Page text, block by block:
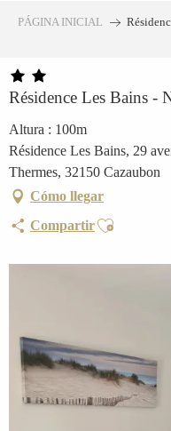
principal
PÁGINA INICIAL
Résidence Les Bains -
Altura : 100m
Résidence Les Bains, 29
Thermes, 32150 Cazaubon
Cómo llegar
CompartirAjouter aux